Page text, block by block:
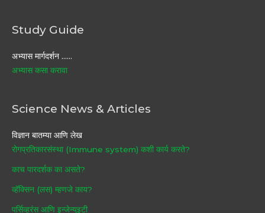
Study Guide
अभ्यास मार्गदर्शन ……
अभ्यास कसा करावा
Science News & Articles
विज्ञान बातम्या आणि लेख
रोगप्रतिकारसंस्था (Immune system) कशी कार्य करते?
काच पारदर्शक का असते?
व्हॅक्सिन (लस) म्हणजे काय?
पर्सिव्हरंस आणि इन्जेन्युइटी